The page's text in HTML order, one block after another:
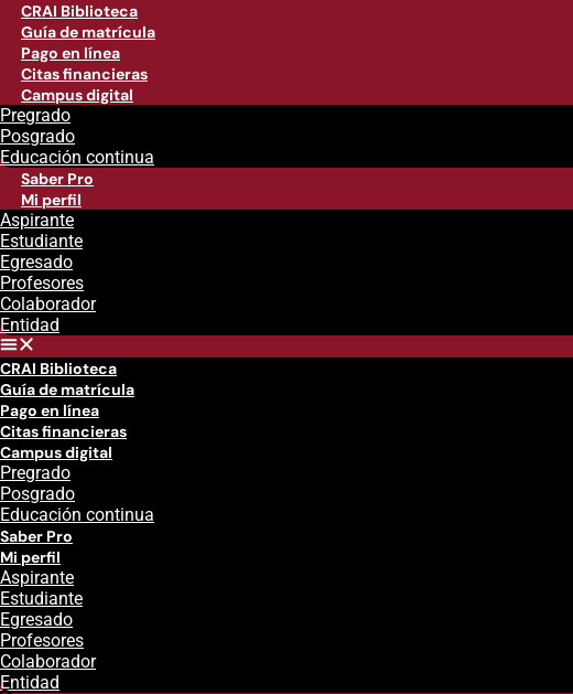
CRAI Biblioteca
Guía de matrícula
Pago en línea
Citas financieras
Campus digital
Pregrado
Posgrado
Educación continua
Saber Pro
Mi perfil
Aspirante
Estudiante
Egresado
Profesores
Colaborador
Entidad
CRAI Biblioteca
Guía de matrícula
Pago en línea
Citas financieras
Campus digital
Pregrado
Posgrado
Educación continua
Saber Pro
Mi perfil
Aspirante
Estudiante
Egresado
Profesores
Colaborador
Entidad